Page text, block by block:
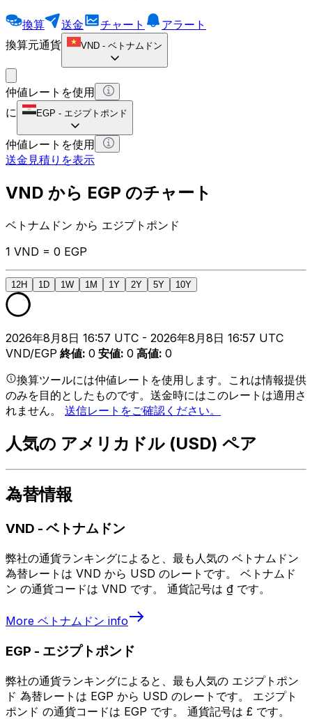
換算 送金 チャート
アラート
換算元通貨
VND - ベトナムドン
仲値レートを使用
に
EGP - エジプトポンド
仲値レートを使用
送金見積りを表示
VND から EGP のチャート
ベトナムドン から エジプトポンド
1 VND = 0 EGP
12H 1D 1W 1M 1Y 2Y 5Y 10Y
2026年8月8日 16:57 UTC - 2026年8月8日 16:57 UTC
VND/EGP 終値: 0 安値: 0 高値: 0
換算ツールには仲値レートを使用します。これは情報提供
のみを目的としたものです。送金時にはこのレートは適用さ
れません。 送信レートをご確認ください。
人気の アメリカドル (USD) ペア
為替情報
VND - ベトナムドン
弊社の通貨ランキングによると、最も人気の ベトナムドン
為替レートは VND から USD のレートです。 ベトナムド
ン の通貨コードは VND です。 通貨記号は ₫ です。
More ベトナムドン info
EGP - エジプトポンド
弊社の通貨ランキングによると、最も人気の エジプトポン
ド 為替レートは EGP から USD のレートです。 エジプト
ポンド の通貨コードは EGP です。 通貨記号は £ です。